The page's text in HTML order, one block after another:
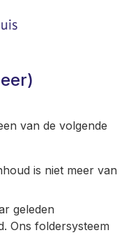
van de volgende
is niet meer van
geleden
Ons foldersysteem